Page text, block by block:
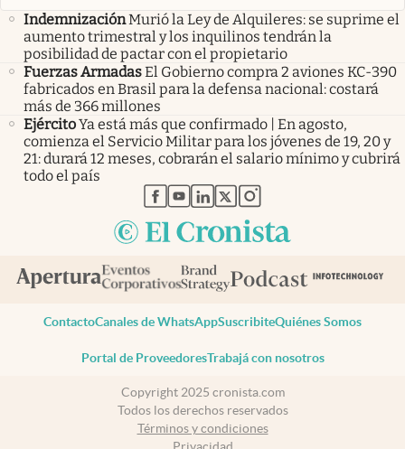
IndemnizaciónMurió la Ley de Alquileres: se suprime el
aumento trimestral y los inquilinos tendrán la
posibilidad de pactar con el propietario
Fuerzas ArmadasEl Gobierno compra 2 aviones KC-390
fabricados en Brasil para la defensa nacional: costará
más de 366 millones
EjércitoYa está más que confirmado | En agosto,
comienza el Servicio Militar para los jóvenes de 19, 20 y
21: durará 12 meses, cobrarán el salario mínimo y cubrirá
todo el país
abre en nueva pestaña
abre en nueva pestaña
abre en nueva pestaña
abre en nueva pestaña
abre en nueva pestaña
ContactoCanales de WhatsAppSuscribiteQuiénes Somos
Portal de ProveedoresTrabajá con nosotros
Copyright 2025 cronista.com
Todos los derechos reservados
Términos y condiciones
Privacidad